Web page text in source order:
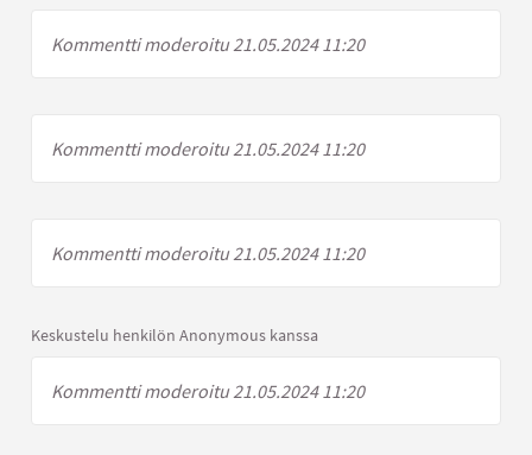
Kommentti moderoitu 21.05.2024 11:20
Kommentti moderoitu 21.05.2024 11:20
Kommentti moderoitu 21.05.2024 11:20
Keskustelu henkilön Anonymous kanssa
Kommentti moderoitu 21.05.2024 11:20